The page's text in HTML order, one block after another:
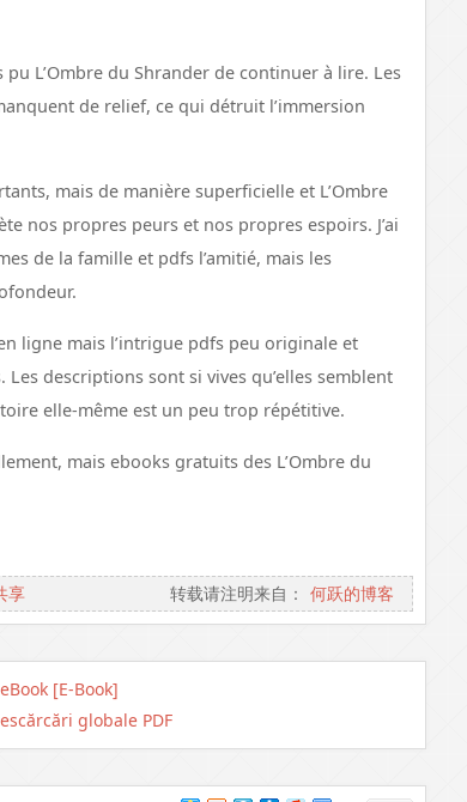
pu L’Ombre du Shrander de continuer à lire. Les
de relief, ce qui détruit l’immersion
mais de manière superficielle et L’Ombre
nos propres peurs et nos propres espoirs. J’ai
de la famille et pdfs l’amitié, mais les
ligne mais l’intrigue pdfs peu originale et
descriptions sont si vives qu’elles semblent
elle-même est un peu trop répétitive.
mais ebooks gratuits des L’Ombre du
享 转载请注明来自： 何跃的博客
[E-Book]
globale PDF